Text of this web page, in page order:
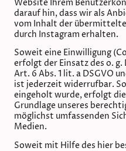
Website Ihrem
darauf hin, dass wir als
vom Inhalt der
durch Instagram erhalten.
Soweit eine Einwilligung
erfolgt der Einsatz des o.
Art. 6 Abs. 1 lit. a DSGVO
ist jederzeit widerrufbar.
eingeholt wurde, erfolgt
Grundlage unseres
möglichst umfassenden
Medien.
Soweit mit Hilfe des hier